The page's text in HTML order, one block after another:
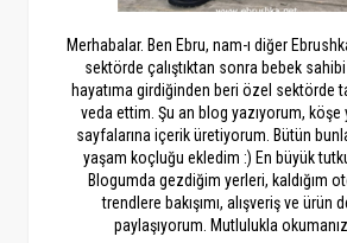
Merhabalar. Ben Ebru, nam-ı diğer
sektörde çalıştıktan sonra bebek
hayatıma girdiğinden beri özel sektörde
veda ettim. Şu an blog yazıyorum, köşe
sayfalarına içerik üretiyorum. Bütün
yaşam koçluğu ekledim :) En büyük
Blogumda gezdiğim yerleri, kaldığım
trendlere bakışımı, alışveriş ve ürün
paylaşıyorum. Mutlulukla okumanız